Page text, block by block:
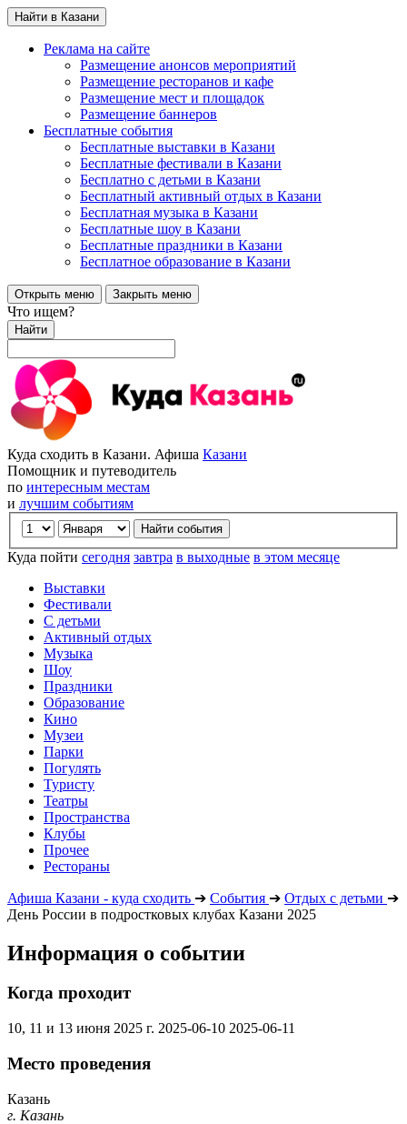
Найти в Казани
Реклама на сайте
Размещение анонсов мероприятий
Размещение ресторанов и кафе
Размещение мест и площадок
Размещение баннеров
Бесплатные события
Бесплатные выставки в Казани
Бесплатные фестивали в Казани
Бесплатно с детьми в Казани
Бесплатный активный отдых в Казани
Бесплатная музыка в Казани
Бесплатные шоу в Казани
Бесплатные праздники в Казани
Бесплатное образование в Казани
Открыть меню Закрыть меню
Что ищем?
Найти
Куда сходить в Казани. Афиша Казани
Помощник и путеводитель
по интересным местам
и лучшим событиям
Куда пойти сегодня завтра в выходные в этом месяце
Выставки
Фестивали
С детьми
Активный отдых
Музыка
Шоу
Праздники
Образование
Кино
Музеи
Парки
Погулять
Туристу
Театры
Пространства
Клубы
Прочее
Рестораны
Афиша Казани - куда сходить ➔ События ➔ Отдых с детьми ➔
День России в подростковых клубах Казани 2025
Информация о событии
Когда проходит
10, 11 и 13 июня 2025 г. 2025-06-10 2025-06-11
Место проведения
Казань
г. Казань